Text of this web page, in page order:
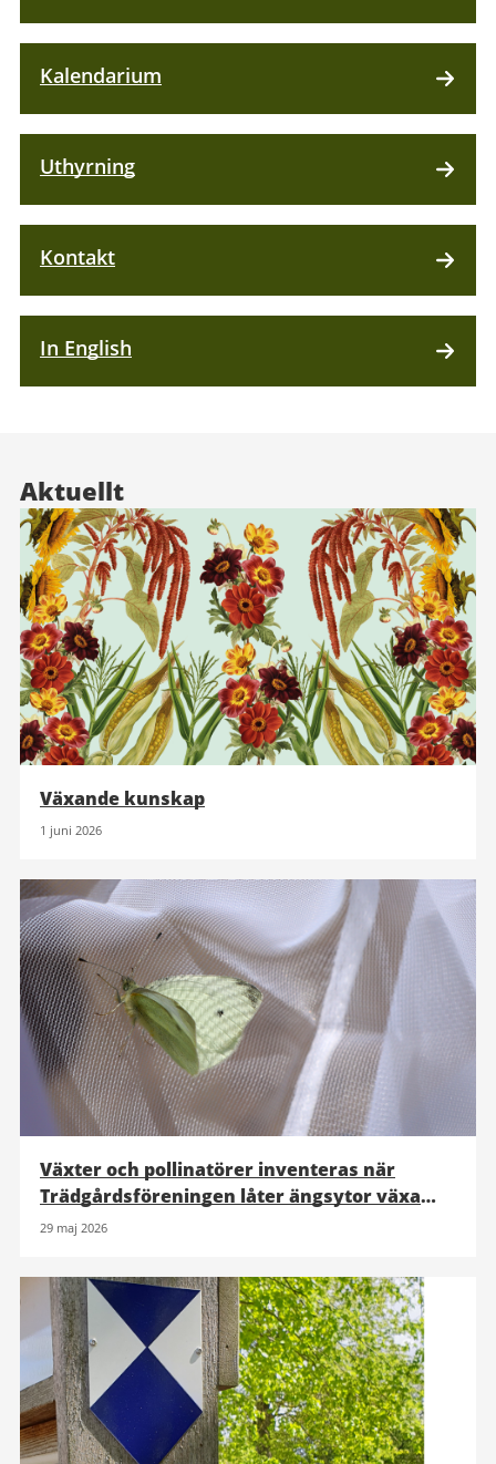
Kalendarium
Uthyrning
Kontakt
In English
Aktuellt
Växande kunskap
1 juni 2026
Växter och pollinatörer inventeras när
Trädgårdsföreningen låter ängsytor växa
upp
29 maj 2026